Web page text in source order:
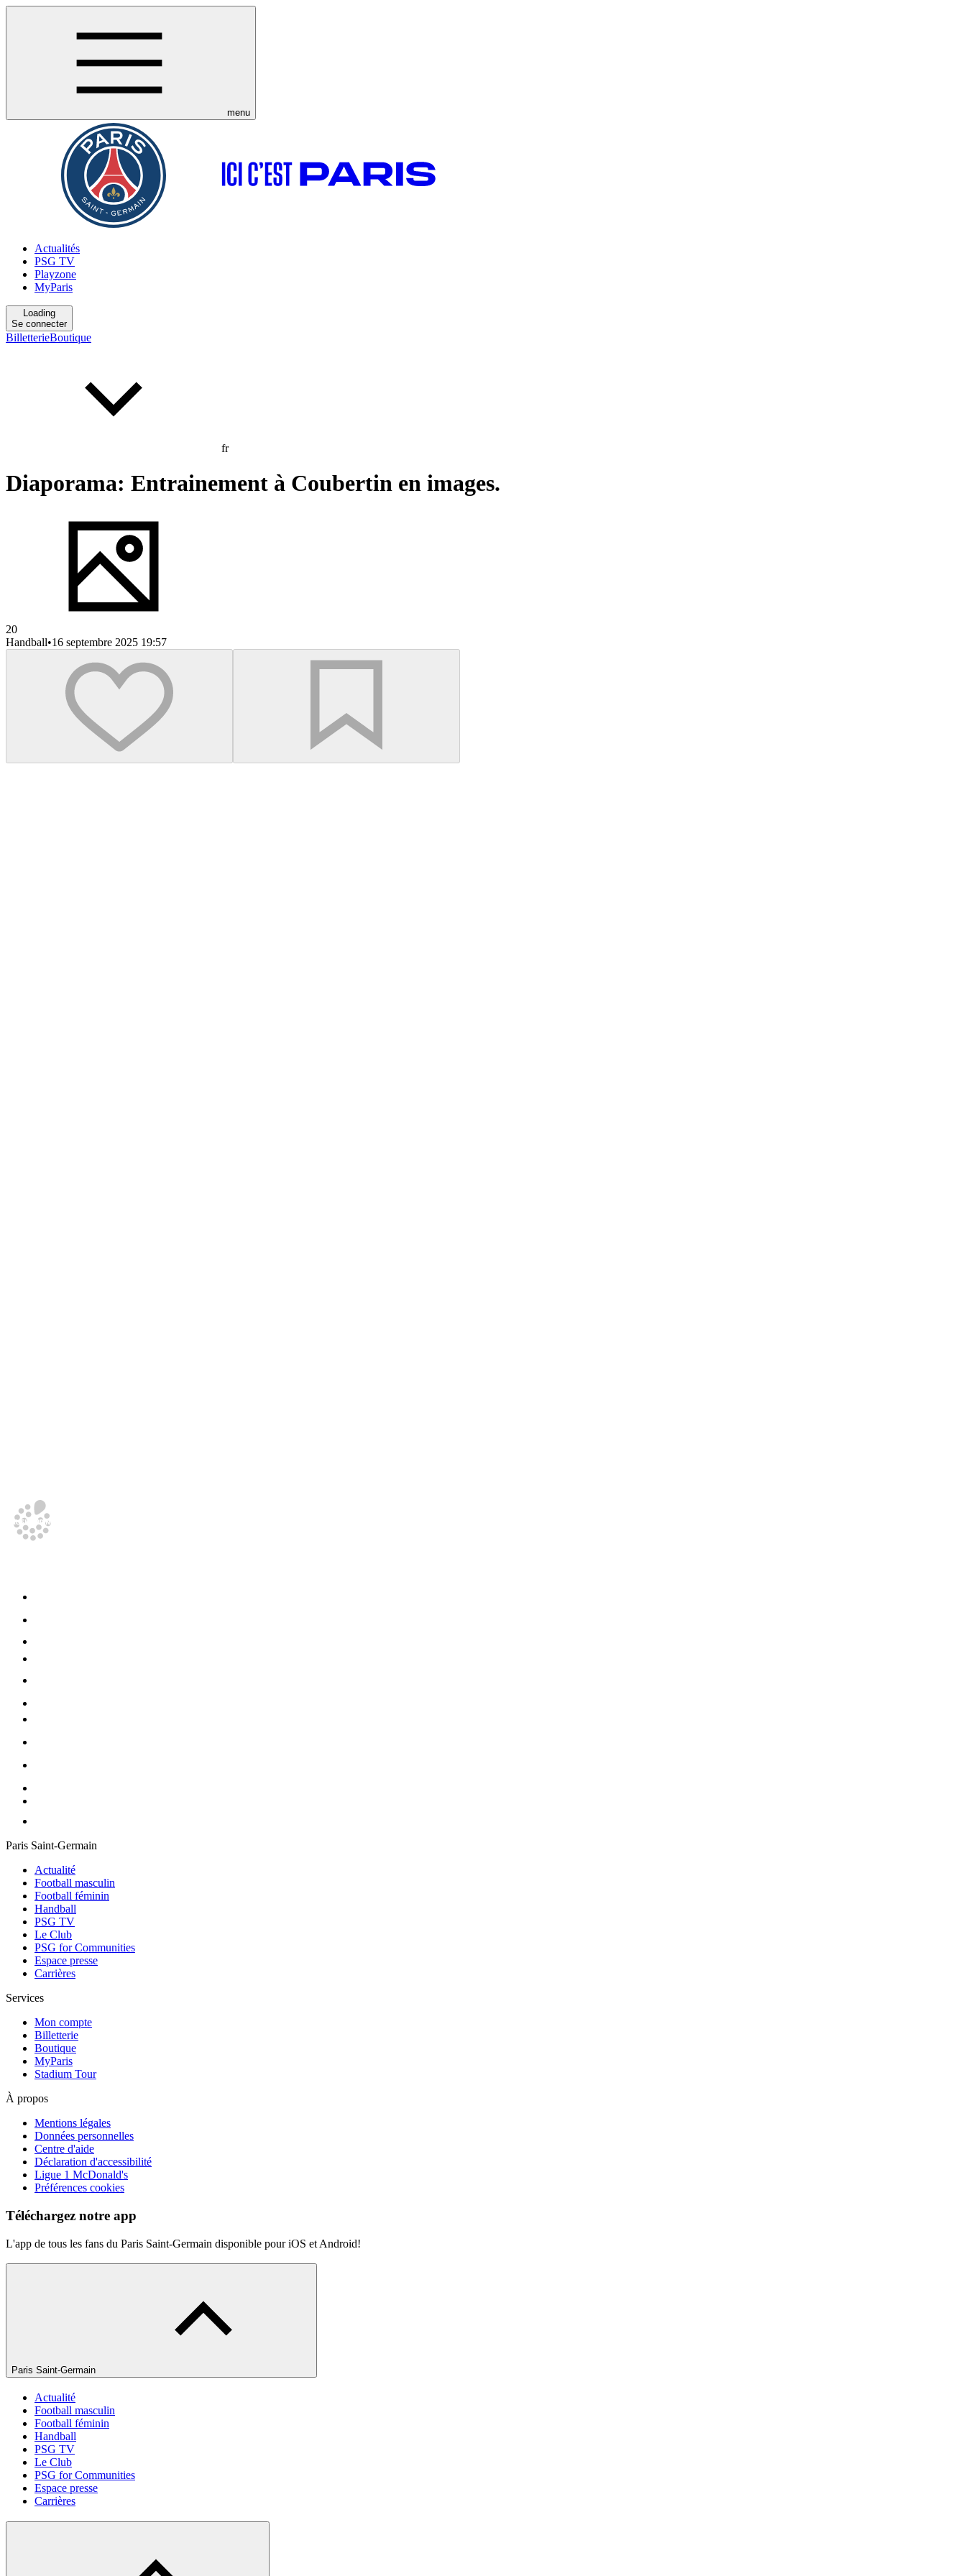
menu
Actualités
PSG TV
Playzone
MyParis
Loading
Se connecter
BilletterieBoutique
fr
Diaporama: Entrainement à Coubertin en images.
20
Handball•16 septembre 2025 19:57
Paris Saint-Germain
Actualité
Football masculin
Football féminin
Handball
PSG TV
Le Club
PSG for Communities
Espace presse
Carrières
Services
Mon compte
Billetterie
Boutique
MyParis
Stadium Tour
À propos
Mentions légales
Données personnelles
Centre d'aide
Déclaration d'accessibilité
Ligue 1 McDonald's
Préférences cookies
Téléchargez notre app
L'app de tous les fans du Paris Saint-Germain disponible pour iOS et Android!
Paris Saint-Germain
Actualité
Football masculin
Football féminin
Handball
PSG TV
Le Club
PSG for Communities
Espace presse
Carrières